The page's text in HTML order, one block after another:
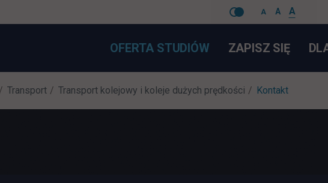
A A A
nawigacje
OFERTA STUDIÓW ZAPISZ SIĘLINK
Transport Transport kolejowy i koleje dużych prędkości Kontakt